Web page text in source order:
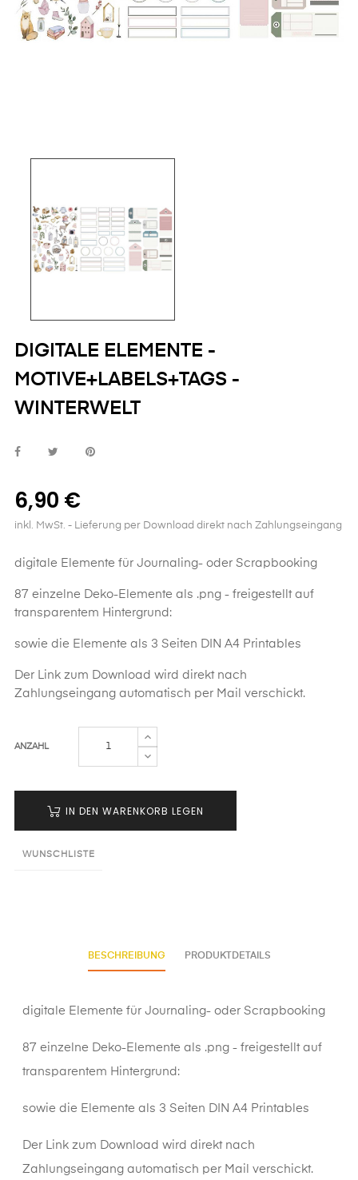
DIGITALE ELEMENTE -
MOTIVE+LABELS+TAGS -
WINTERWELT
6,90 €
inkl. MwSt. - Lieferung per Download direkt nach Zahlungseingang
digitale Elemente für Journaling- oder Scrapbooking
87 einzelne Deko-Elemente als .png - freigestellt auf
transparentem Hintergrund:
sowie die Elemente als 3 Seiten DIN A4 Printables
Der Link zum Download wird direkt nach
Zahlungseingang automatisch per Mail verschickt.
ANZAHL
IN DEN WARENKORB LEGEN
WUNSCHLISTE
BESCHREIBUNG PRODUKTDETAILS
digitale Elemente für Journaling- oder Scrapbooking
87 einzelne Deko-Elemente als .png - freigestellt auf
transparentem Hintergrund:
sowie die Elemente als 3 Seiten DIN A4 Printables
Der Link zum Download wird direkt nach
Zahlungseingang automatisch per Mail verschickt.